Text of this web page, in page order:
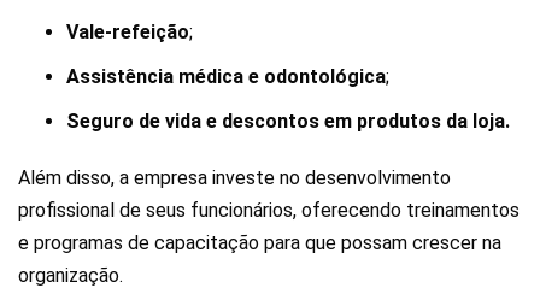
Vale-refeição;
Assistência médica e odontológica;
Seguro de vida e descontos em produtos da loja.
Além disso, a empresa investe no desenvolvimento
profissional de seus funcionários, oferecendo treinamentos
e programas de capacitação para que possam crescer na
organização.